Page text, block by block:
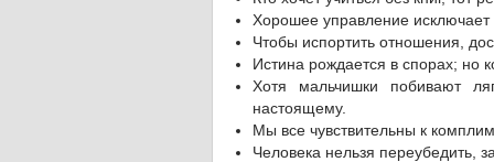
Хорошее управление
Чтобы испортить отношения,
Истина рождается в спорах; но
Хотя мальчишки побивают
настоящему.
Мы все чувствительны к
Человека нельзя переубедить,